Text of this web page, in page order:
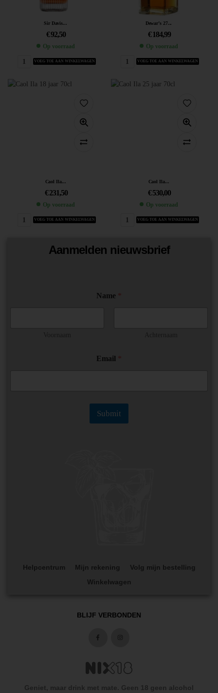
Sir Davis...
€92,50
Op voorraad
VOEG TOE AAN WINKELWAGEN
Dewar’s 27...
€ 184,99
Op voorraad
VOEG TOE AAN WINKELWAGEN
Caol Ila...
€ 231,50
Op voorraad
VOEG TOE AAN WINKELWAGEN
Caol Ila...
€ 530,00
Op voorraad
VOEG TOE AAN WINKELWAGEN
Aanmelden nieuwsbrief
Name
N
Email
Submit
Helpcentrum Mijn rekening
Volg mijn bestelling
Winkelwagen
BLIJF VERBONDEN
Geniet, maar drink met mate. Geen 18 geen alcohol